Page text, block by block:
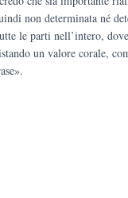
non determinata né
le parti nell’intero,
un valore corale,